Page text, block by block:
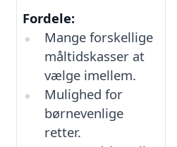
Fordele:
Mange forskellige
måltidskasser at
vælge imellem.
Mulighed for
børnevenlige
retter.